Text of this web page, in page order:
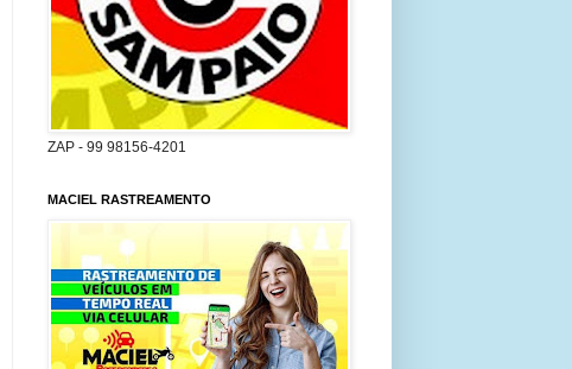
ZAP - 99 98156-4201
MACIEL RASTREAMENTO